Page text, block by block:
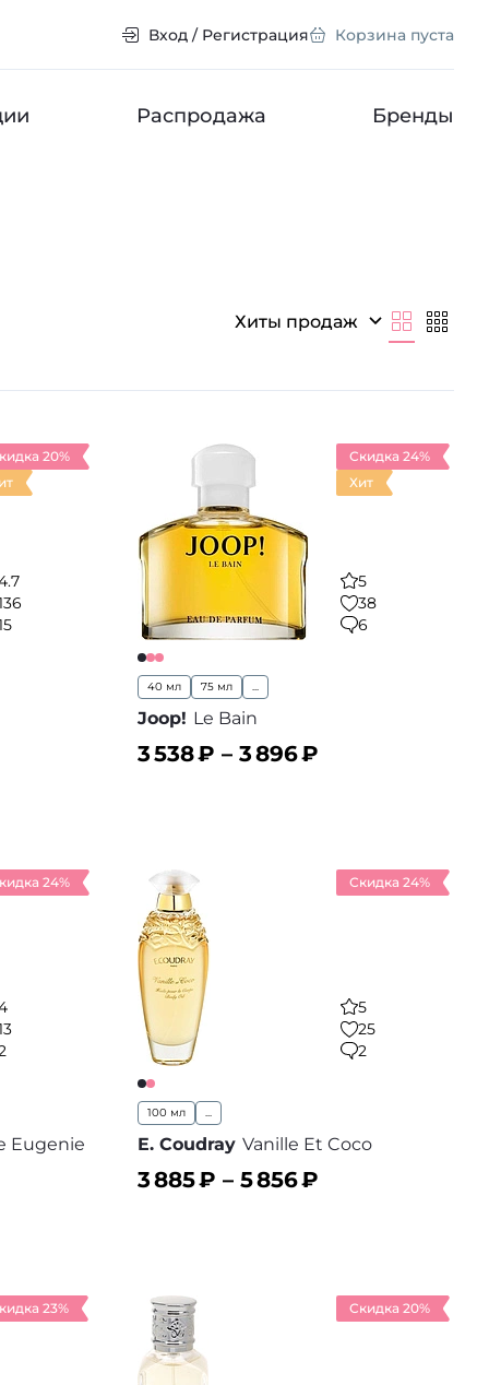
Вход / Регистрация Корзина пуста
Распродажа Бренды
Хиты продаж
20%
Скидка 24%
Хит
5
38
6
40 мл 75 мл ...
Joop! Le Bain
3 538₽ – 3 896₽
24%
Eugenie
Скидка 24%
5
25
2
100 мл ...
E. Coudray Vanille Et Coco
3 885₽ – 5 856₽
23% Скидка 20%